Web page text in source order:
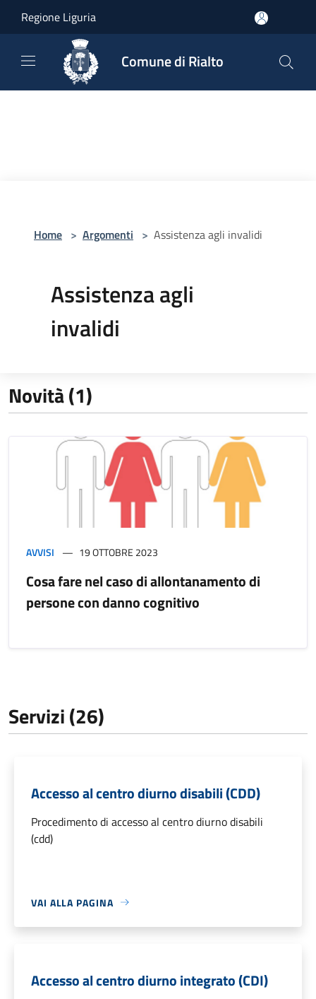
Regione Liguria
Comune di Rialto
Home > Argomenti > Assistenza agli invalidi
Assistenza agli
invalidi
Novità (1)
AVVISI 19 OTTOBRE 2023
Cosa fare nel caso di allontanamento di
persone con danno cognitivo
Servizi (26)
Accesso al centro diurno disabili (CDD)
Procedimento di accesso al centro diurno disabili
(cdd)
VAI ALLA PAGINA
Accesso al centro diurno integrato (CDI)